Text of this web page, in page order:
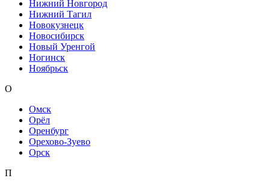
Нижний Новгород
Нижний Тагил
Новокузнецк
Новосибирск
Новый Уренгой
Ногинск
Ноябрьск
О
Омск
Орёл
Оренбург
Орехово-Зуево
Орск
П